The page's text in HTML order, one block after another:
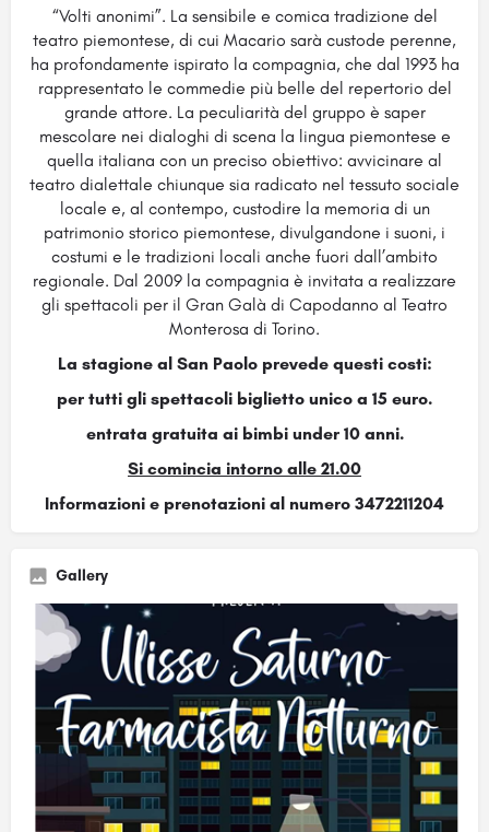
“Volti anonimi”. La sensibile e comica tradizione del
teatro piemontese, di cui Macario sarà custode perenne,
ha profondamente ispirato la compagnia, che dal 1993 ha
rappresentato le commedie più belle del repertorio del
grande attore. La peculiarità del gruppo è saper
mescolare nei dialoghi di scena la lingua piemontese e
quella italiana con un preciso obiettivo: avvicinare al
teatro dialettale chiunque sia radicato nel tessuto sociale
locale e, al contempo, custodire la memoria di un
patrimonio storico piemontese, divulgandone i suoni, i
costumi e le tradizioni locali anche fuori dall’ambito
regionale. Dal 2009 la compagnia è invitata a realizzare
gli spettacoli per il Gran Galà di Capodanno al Teatro
Monterosa di Torino.
La stagione al San Paolo prevede questi costi:
per tutti gli spettacoli biglietto unico a 15 euro.
entrata gratuita ai bimbi under 10 anni.
Si comincia intorno alle 21.00
Informazioni e prenotazioni al numero 3472211204
Gallery